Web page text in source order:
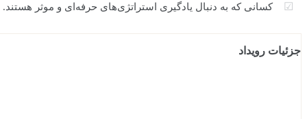
کسانی که به دنبال یادگیری استراتژی‌های حرفه‌ای و موثر هستند.
جزئیات رویداد